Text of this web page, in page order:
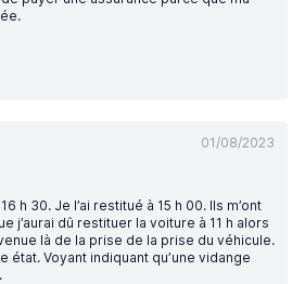
01/08/2023
h 30. Je l’ai restitué à 15 h 00. Ils m’ont
j’aurai dû restituer la voiture à 11 h alors
là de la prise de la prise du véhicule.
état. Voyant indiquant qu’une vidange